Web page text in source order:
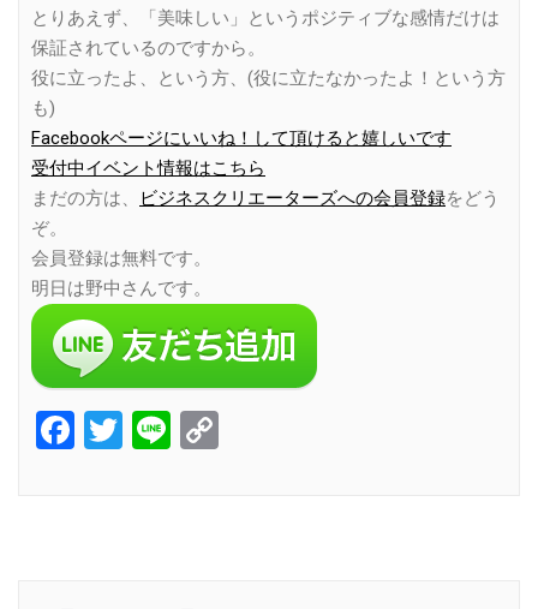
とりあえず、「美味しい」というポジティブな感情だけは
保証されているのですから。
役に立ったよ、という方、(役に立たなかったよ！という方
も)
Facebookページにいいね！して頂けると嬉しいです
受付中イベント情報はこちら
まだの方は、
ビジネスクリエーターズへの会員登録をどう
ぞ。
会員登録は無料です。
明日は野中さんです。
Facebook
Twitter
Line